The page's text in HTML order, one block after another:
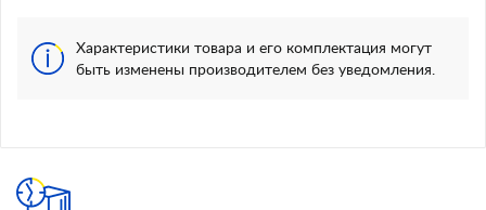
Характеристики товара и его комплектация могут
быть изменены производителем без уведомления.